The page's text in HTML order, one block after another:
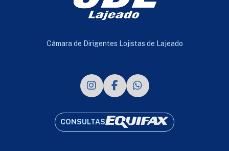
Câmara de Dirigentes Lojistas de Lajeado
CONSULTAS